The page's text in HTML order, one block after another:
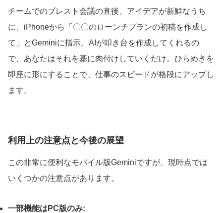
チームでのブレスト会議の直後、アイデアが新鮮なうち
に、iPhoneから「〇〇のローンチプランの初稿を作成し
て」とGeminiに指示。AIが叩き台を作成してくれるの
で、あなたはそれを基に肉付けしていくだけ。ひらめきを
即座に形にすることで、仕事のスピードが格段にアップし
ます。
利用上の注意点と今後の展望
この非常に便利なモバイル版Geminiですが、現時点では
いくつかの注意点があります。
一部機能はPC版のみ: